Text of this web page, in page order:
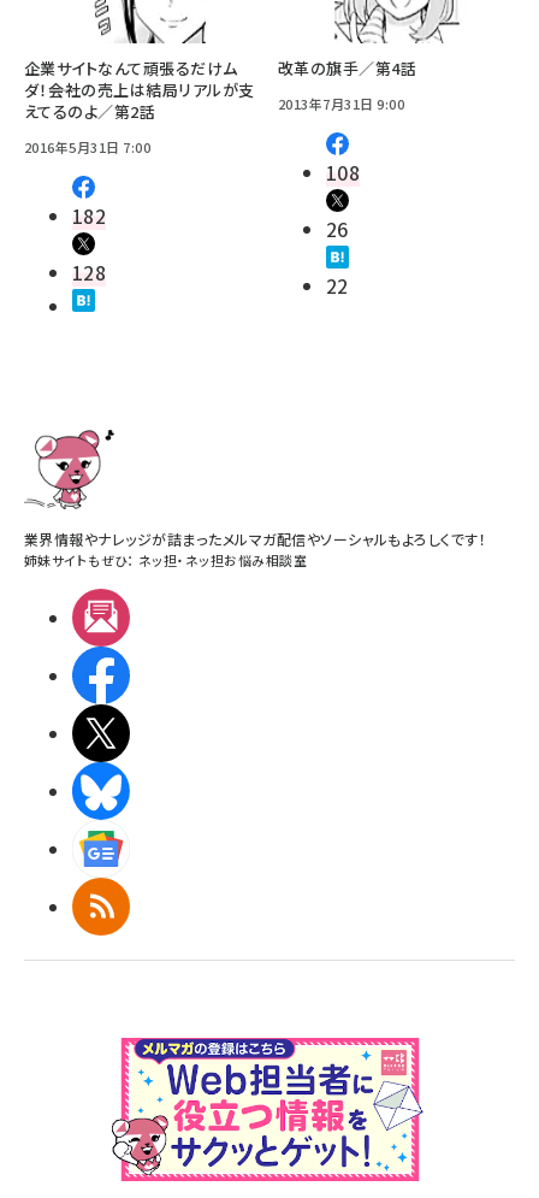
企業サイトなんて頑張るだけム
ダ！――会社の売上は結局リアルが支
えてるのよ／第2話
2016年5月31日 7:00
182
128
改革の旗手／第4話
2013年7月31日 9:00
108
26
22
業界情報やナレッジが詰まったメルマガ配信やソーシャルもよろしくです！
姉妹サイトもぜひ： ネッ担・ ネッ担お悩み相談室
RSS